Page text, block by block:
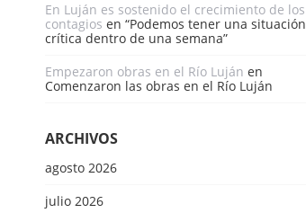
En Luján es sostenido el crecimiento de los
contagios en “Podemos tener una situación
crítica dentro de una semana”
Empezaron obras en el Río Luján en
Comenzaron las obras en el Río Luján
ARCHIVOS
agosto 2026
julio 2026